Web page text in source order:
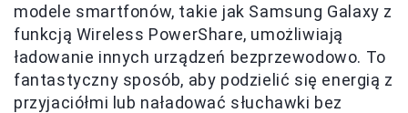
modele smartfonów, takie jak Samsung Galaxy z
funkcją Wireless PowerShare, umożliwiają
ładowanie innych urządzeń bezprzewodowo. To
fantastyczny sposób, aby podzielić się energią z
przyjaciółmi lub naładować słuchawki bez